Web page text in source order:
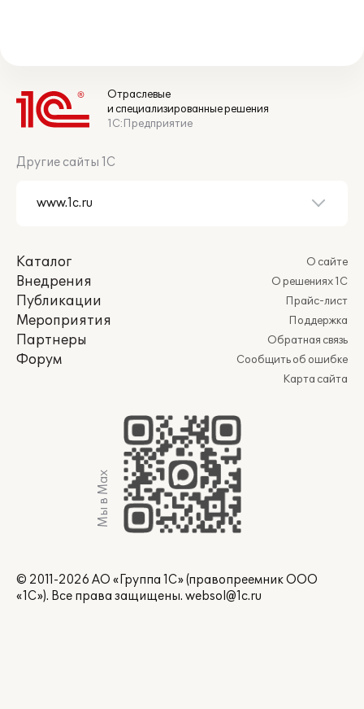
Отраслевые
и специализированные решения
1С:Предприятие
Другие сайты 1С
Каталог
Внедрения
Публикации
Мероприятия
Партнеры
Форум
О сайте
О решениях 1С
Прайс-лист
Поддержка
Обратная связь
Сообщить об ошибке
Карта сайта
Мы в Max
© 2011-2026 АО «Группа 1С» (правопреемник ООО
«1С»). Все права защищены. websol@1c.ru